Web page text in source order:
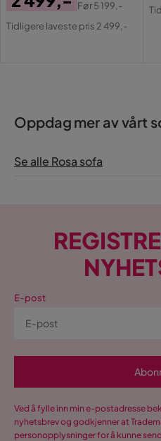
Pris
Original
Før5 199,-
Tidligere laveste pris 2 499,-
Oppdag mer av vårt
Se alle Rosa sofa
E-post
Ved å fylle inn min e-postadresse
nyhetsbrev og godkjenner at
personopplysninger for å kunne